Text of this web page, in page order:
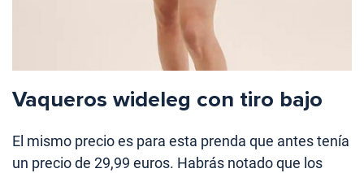
Vaqueros wideleg con tiro bajo
El mismo precio es para esta prenda que antes tenía
un precio de 29,99 euros. Habrás notado que los